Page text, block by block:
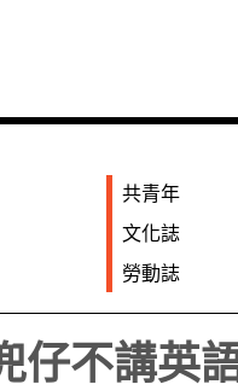
共青年
文化誌
勞動誌
仔不講英